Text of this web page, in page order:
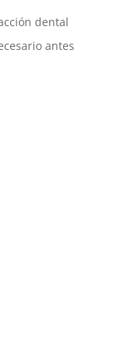
dental
antes